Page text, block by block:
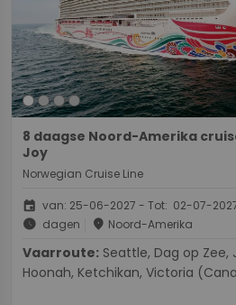
8 daagse Noord-Amerika
Joy
Norwegian Cruise Line
event van: 25-06-2027 - Tot: 02-07-
schedule dagen place Noord-Amerika
Vaarroute:
Hoonah, Ketchikan, Victoria